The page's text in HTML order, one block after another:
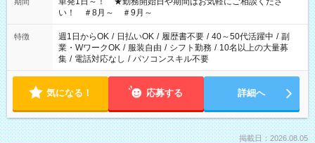
い！ ＃8月～ ＃9月～
特徴 週1日からOK / 日払いOK / 履歴書不要 / 40～50代活躍中 / 副
業・WワークOK / 服装自由 / シフト勤務 / 10名以上の大量募
集 / 電話対応なし / パソコンスキル不要
気になる！ 応募する 詳細へ
掲載日：2026.08.05